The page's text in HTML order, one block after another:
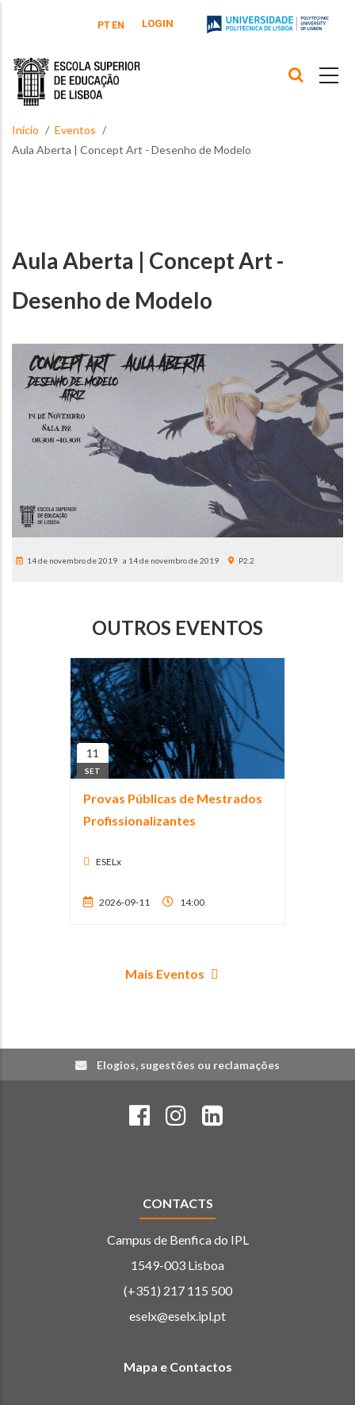
PT EN LOGIN
Início
Eventos
Aula Aberta | Concept Art - Desenho de Modelo
Aula Aberta | Concept Art -
Desenho de Modelo
14 de novembro de 2019 14 de novembro de 2019 P2.2
OUTROS EVENTOS
11
SET
Provas Públicas de Mestrados
Profissionalizantes
ESELx
2026-09-11 14:00
Mais Eventos
Elogios, sugestões ou reclamações
CONTACTS
Campus de Benfica do IPL
1549-003 Lisboa
(+351) 217 115 500
eselx@eselx.ipl.pt
Mapa e Contactos